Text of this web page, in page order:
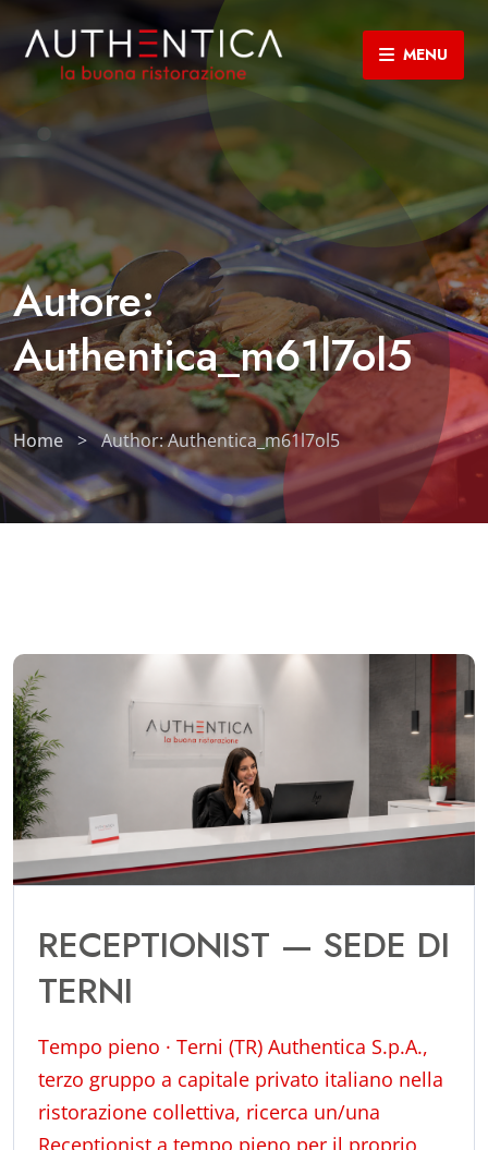
MENU
Autore:
Authentica_m61l7ol5
Home > Author: Authentica_m61l7ol5
RECEPTIONIST — SEDE DI
TERNI
Tempo pieno · Terni (TR) Authentica S.p.A.,
terzo gruppo a capitale privato italiano nella
ristorazione collettiva, ricerca un/una
Receptionist a tempo pieno per il proprio